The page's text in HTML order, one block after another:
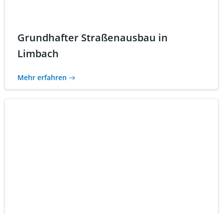
Grundhafter Straßenausbau in
Limbach
Mehr erfahren